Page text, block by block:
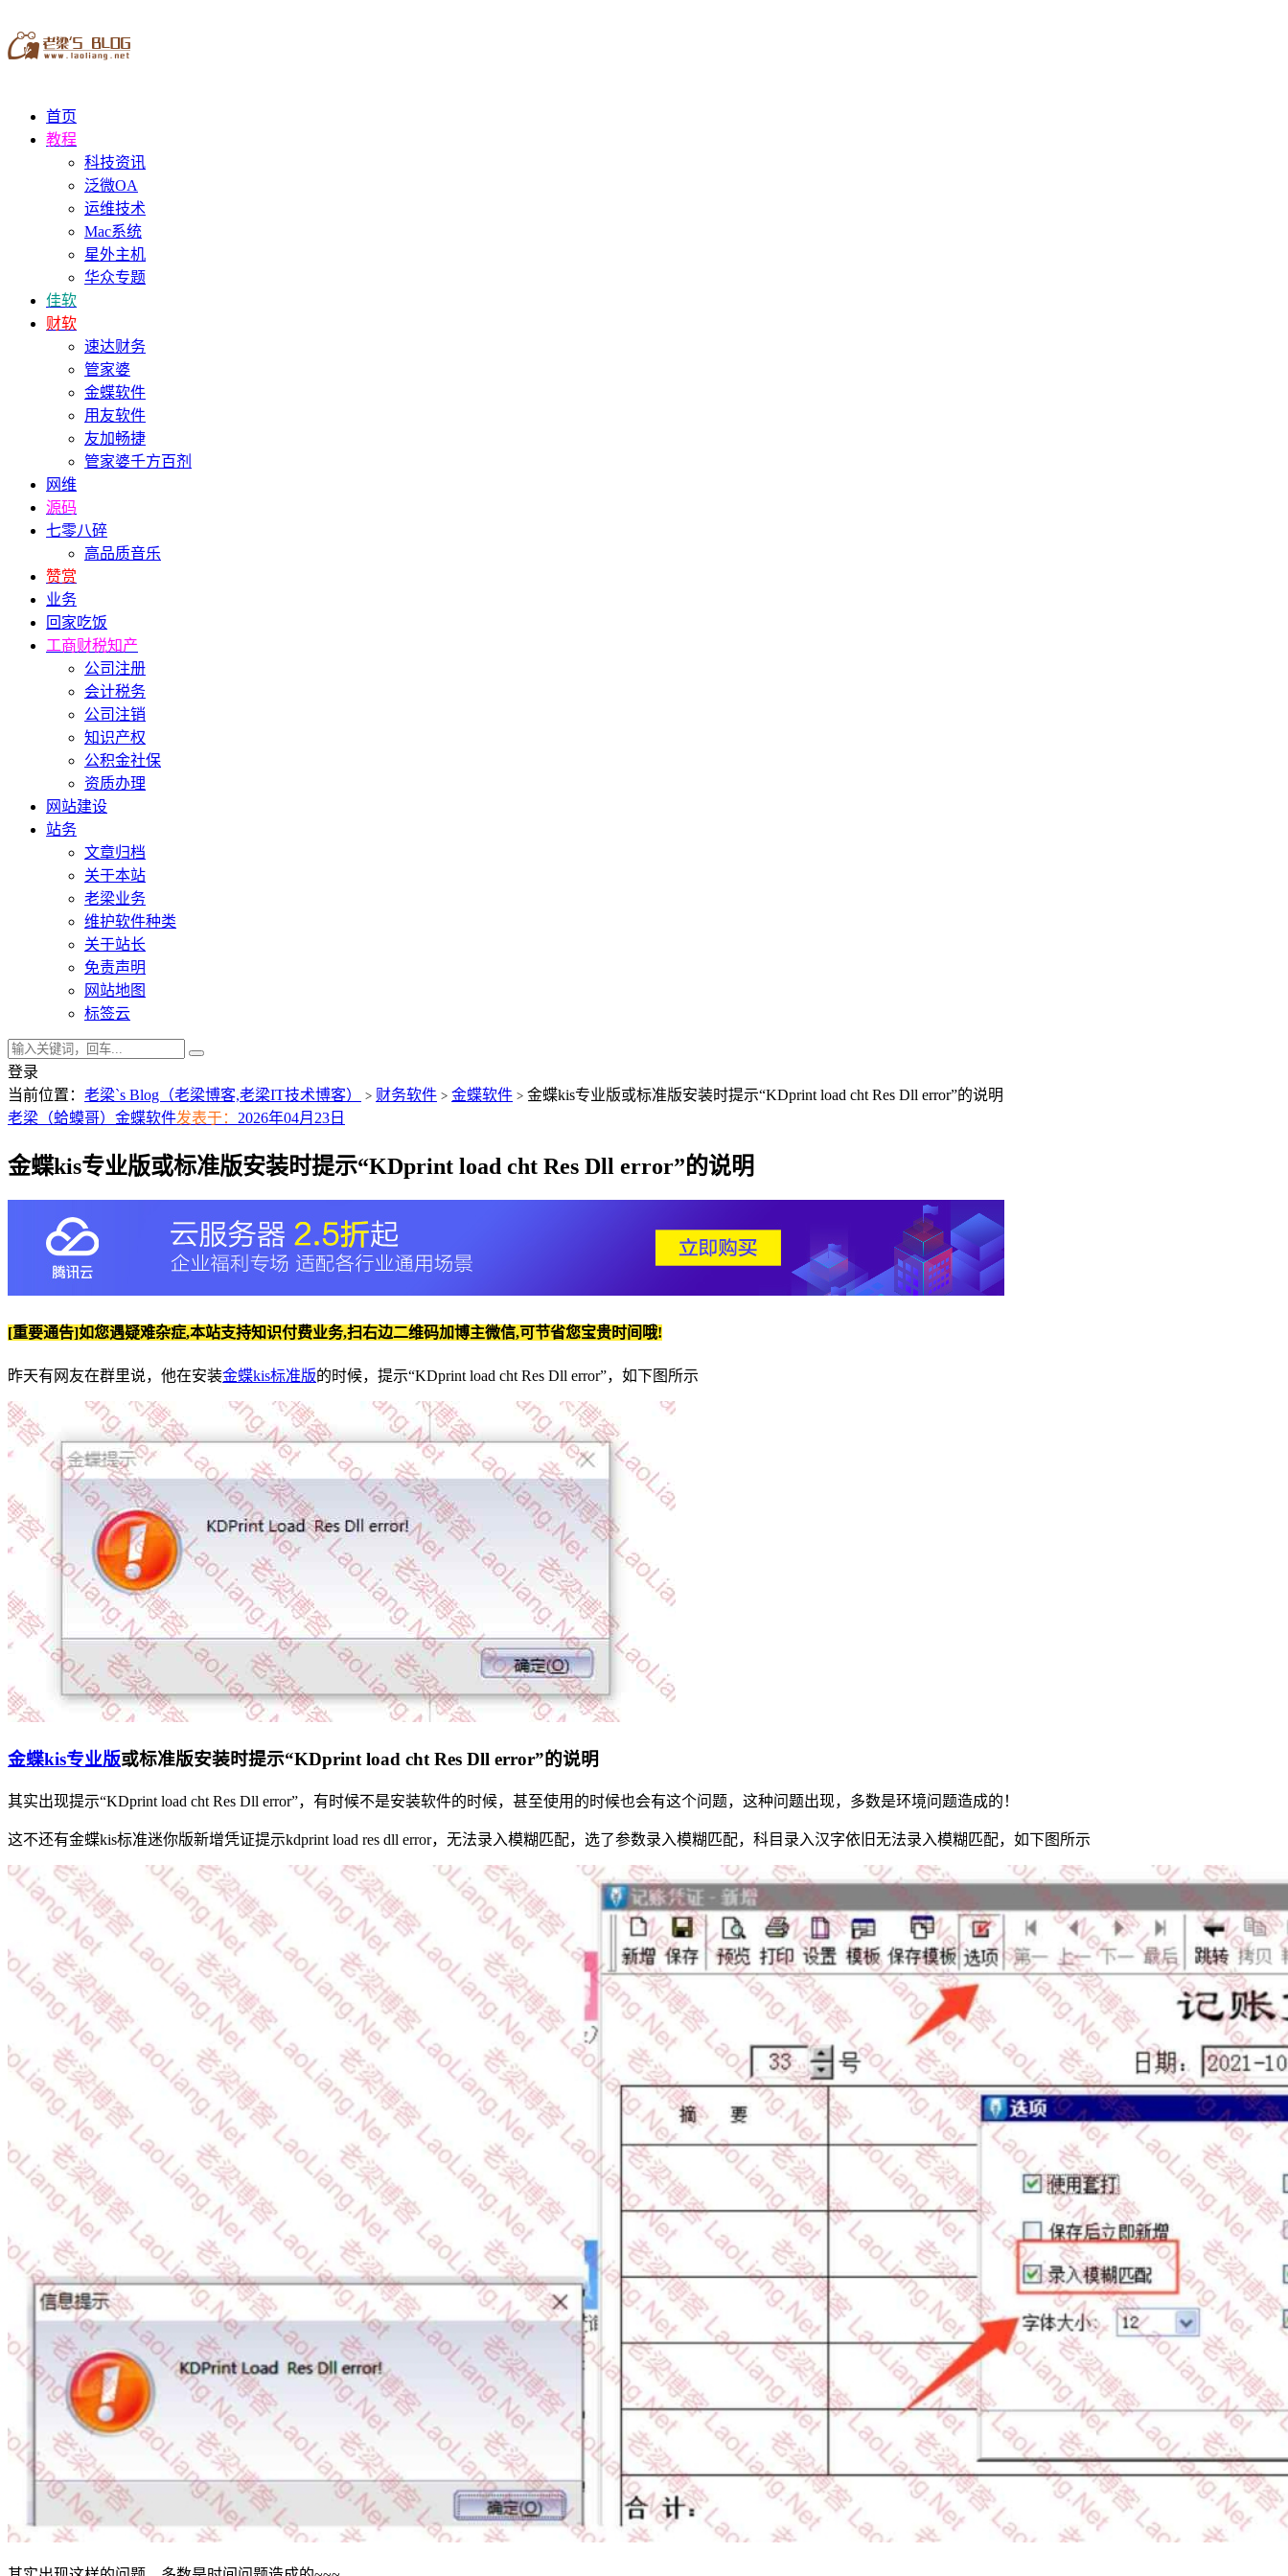
首页
教程
科技资讯
泛微OA
运维技术
Mac系统
星外主机
华众专题
佳软
财软
速达财务
管家婆
金蝶软件
用友软件
友加畅捷
管家婆千方百剂
网维
源码
七零八碎
高品质音乐
赞赏
业务
回家吃饭
工商财税知产
公司注册
会计税务
公司注销
知识产权
公积金社保
资质办理
网站建设
站务
文章归档
关于本站
老梁业务
维护软件种类
关于站长
免责声明
网站地图
标签云
登录
当前位置： 老梁`s Blog（老梁博客,老梁IT技术博客） > 财务软件 > 金蝶软件 > 金蝶kis专业版或标准版安装时提示“KDprint load cht Res Dll error”的说明
老梁（蛤蟆哥） 金蝶软件发表于： 2026年04月23日
金蝶kis专业版或标准版安装时提示“KDprint load cht Res Dll error”的说明
[重要通告]如您遇疑难杂症,本站支持知识付费业务,扫右边二维码加博主微信,可节省您宝贵时间哦!
昨天有网友在群里说，他在安装金蝶kis标准版的时候，提示“KDprint load cht Res Dll error”，如下图所示
金蝶kis专业版或标准版安装时提示“KDprint load cht Res Dll error”的说明
其实出现提示“KDprint load cht Res Dll error”，有时候不是安装软件的时候，甚至使用的时候也会有这个问题，这种问题出现，多数是环境问题造成的！
这不还有金蝶kis标准迷你版新增凭证提示kdprint load res dll error，无法录入模糊匹配，选了参数录入模糊匹配，科目录入汉字依旧无法录入模糊匹配，如下图所示